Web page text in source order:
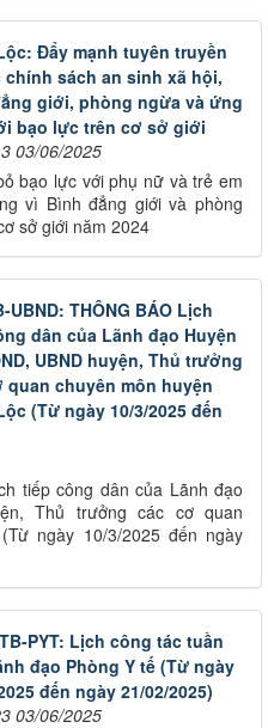
Đẩy mạnh tuyên truyền
chính sách an sinh xã hội,
giới, phòng ngừa và ứng
bạo lực trên cơ sở giới
03/06/2025
bạo lực với phụ nữ và trẻ em
vì Bình đẳng giới và phòng
sở giới năm 2024
UBND: THÔNG BÁO Lịch
dân của Lãnh đạo Huyện
UBND huyện, Thủ trưởng
quan chuyên môn huyện
(Từ ngày 10/3/2025 đến
tiếp công dân của Lãnh đạo
Thủ trưởng các cơ quan
ngày 10/3/2025 đến ngày
PYT: Lịch công tác tuần
đạo Phòng Y tế (Từ ngày
đến ngày 21/02/2025)
03/06/2025